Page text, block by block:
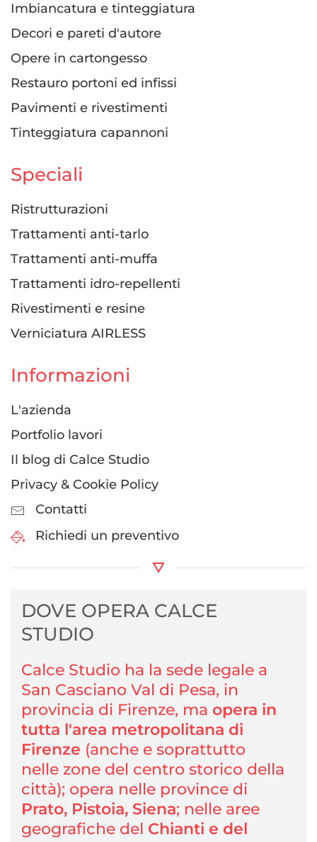
Imbiancatura e tinteggiatura
Decori e pareti d'autore
Opere in cartongesso
Restauro portoni ed infissi
Pavimenti e rivestimenti
Tinteggiatura capannoni
Speciali
Ristrutturazioni
Trattamenti anti-tarlo
Trattamenti anti-muffa
Trattamenti idro-repellenti
Rivestimenti e resine
Verniciatura AIRLESS
Informazioni
L'azienda
Portfolio lavori
Il blog di Calce Studio
Privacy & Cookie Policy
Contatti
Richiedi un preventivo
DOVE OPERA CALCE
STUDIO
Calce Studio ha la sede legale a
San Casciano Val di Pesa, in
provincia di Firenze, ma opera in
tutta l'area metropolitana di
Firenze (anche e soprattutto
nelle zone del centro storico della
città); opera nelle province di
Prato, Pistoia, Siena; nelle aree
geografiche del Chianti e del